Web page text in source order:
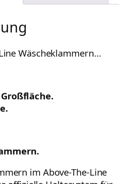
Wäscheklammern…
Großfläche.
im Above-The-Line